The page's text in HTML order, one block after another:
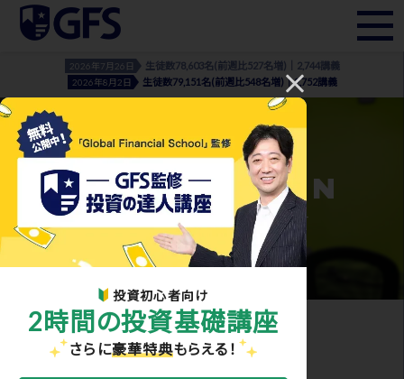
2026年7月26日 生徒数78,603名(前週比527名増)｜2,744講義
2026年8月2日 生徒数79,151名(前週比548名増)｜2,752講義
投資初心者向け
2時間の投資基礎講座
さらに豪華特典もらえる！
INFORMATION
- お知らせ・メディア実績 -
ホーム>お知らせ・メディア実績> instructor01_asai
2021.03.10